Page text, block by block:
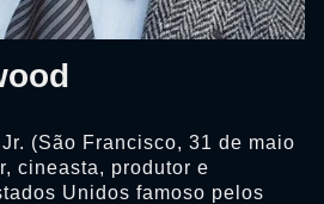
(São Francisco, 31 de maio
cineasta, produtor e
Unidos famoso pelos